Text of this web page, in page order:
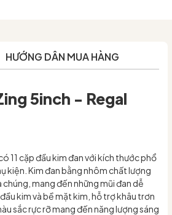
HƯỚNG DẪN MUA HÀNG
5inch - Regal
11 cặp đầu kim đan với kích thước phổ
kiện. Kim đan bằng nhôm chất lượng
chúng, mang đến những mũi đan dễ
kim và bề mặt kim, hỗ trợ khâu trơn
sắc rực rỡ mang đến năng lượng sáng